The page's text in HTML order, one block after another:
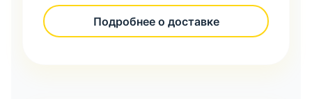
Подробнее о доставке